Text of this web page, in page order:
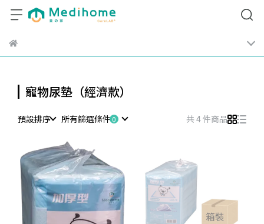
寵物尿墊（經濟款）
預設排序 所有篩選條件 共 4 件商品